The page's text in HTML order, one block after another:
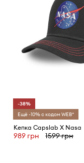
-38%
Ещё -10% с кодом WEB*
Кепка Capslab X Nasa
989 грн 1599 грн